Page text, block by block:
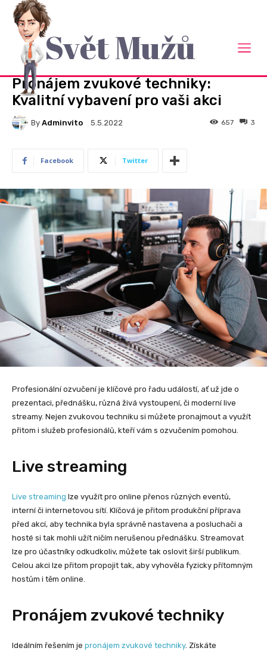
Svět Mužů
Domů Rady a návody
RADY A NÁVODY
Pronájem zvukové techniky:
Kvalitní vybavení pro vaši akci
By Adminvito 5.5.2022 3
657
Facebook Twitter
Profesionální ozvučení je klíčové pro řadu událostí, ať už jde o
prezentaci, přednášku, různá živá vystoupení, či moderní live
streamy. Nejen zvukovou techniku si můžete pronajmout a využít
přitom i služeb profesionálů, kteří vám s ozvučením pomohou.
Live streaming
Live streaming lze využít pro online přenos různých eventů,
interní či internetovou sítí. Klíčová je přitom produkční příprava
před akcí, aby technika byla správně nastavena a posluchači a
hosté si tak mohli užít ničím nerušenou přednášku. Streamovat
lze pro účastníky odkudkoliv, můžete tak oslovit širší publikum.
Celou akci lze přitom propojit tak, aby vyhověla fyzicky přítomným
hostům i těm online.
Pronájem zvukové techniky
Ideálním řešením je pronájem zvukové techniky. Získáte